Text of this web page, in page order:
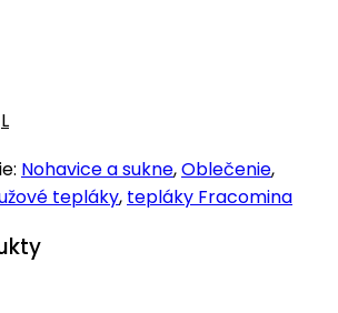
L
Nohavice a sukne,Oblečenie,
tepláky, tepláky Fracomina